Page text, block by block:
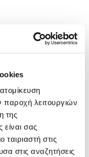
παροχή λειτουργιών
της
είναι σας
στις
στις αναζητήσεις